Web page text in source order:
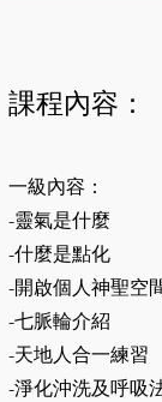
課程內容：
一級內容：
-靈氣是什麼
-什麼是點化
-開啟個人神聖空
-七脈輪介紹
-天地人合一練習
-淨化沖洗及呼吸